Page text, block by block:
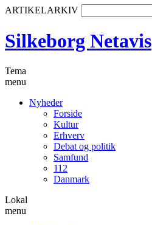
ARTIKELARKIV
Silkeborg Netavis
Tema
menu
Nyheder
Forside
Kultur
Erhverv
Debat og politik
Samfund
112
Danmark
Lokal
menu